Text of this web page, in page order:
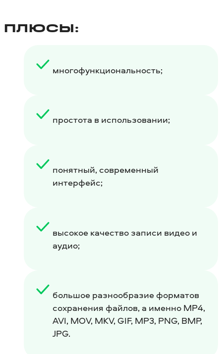
ПЛЮСЫ:
многофункциональность;
простота в использовании;
понятный, современный
интерфейс;
высокое качество записи видео и
аудио;
большое разнообразие форматов
сохранения файлов, а именно MP4,
AVI, MOV, MKV, GIF, MP3, PNG, BMP,
JPG.